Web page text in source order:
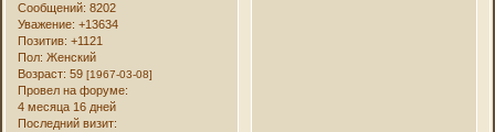
Сообщений: 8202
Уважение: +13634
Позитив: +1121
Пол: Женский
Возраст: 59[1967-03-08]
Провел на форуме:
4 месяца 16 дней
Последний визит: